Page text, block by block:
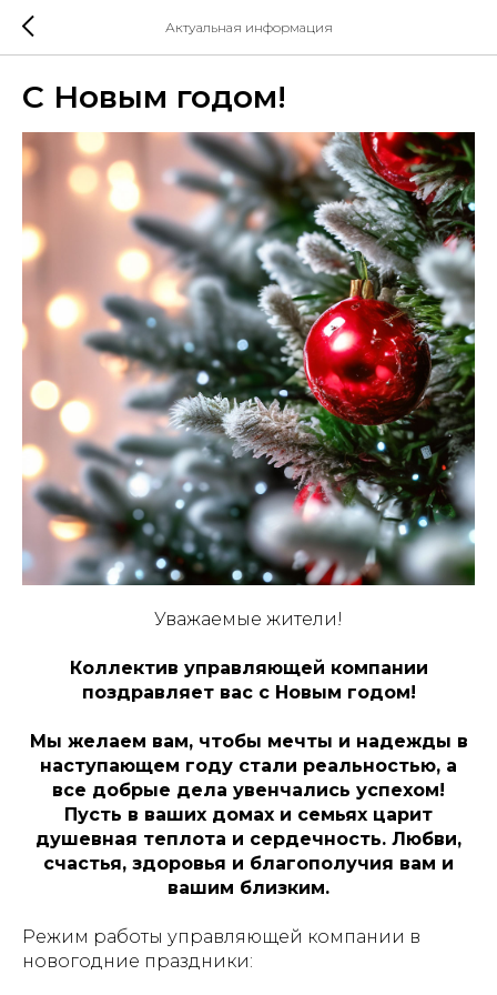
Актуальная информация
С Новым годом!
Уважаемые жители!
Коллектив управляющей компании
поздравляет вас с Новым годом!
Мы желаем вам, чтобы мечты и надежды в
наступающем году стали реальностью, а
все добрые дела увенчались успехом!
Пусть в ваших домах и семьях царит
душевная теплота и сердечность. Любви,
счастья, здоровья и благополучия вам и
вашим близким.
Режим работы управляющей компании в
новогодние праздники: